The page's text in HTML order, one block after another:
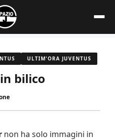
ULTIM'ORA JUVENTUS
bilico
non ha solo immagini in